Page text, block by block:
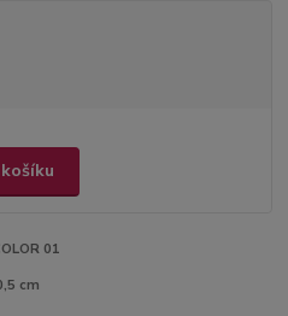
01
cm